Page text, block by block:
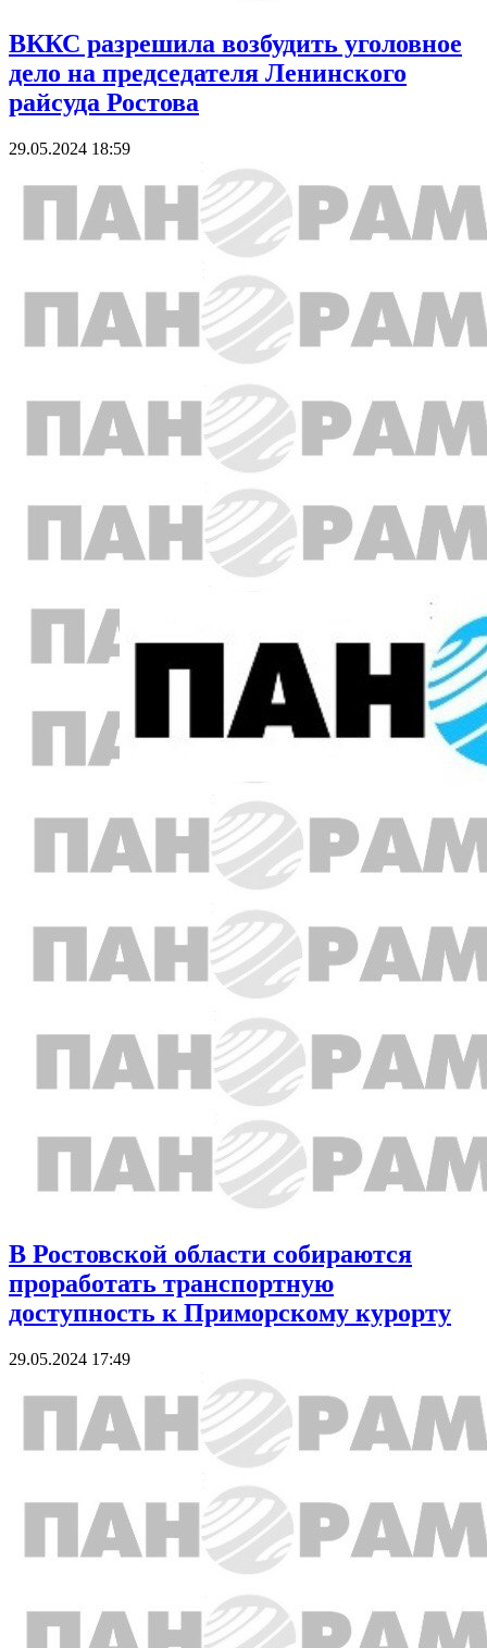
ВККС разрешила возбудить уголовное
дело на председателя Ленинского
райсуда Ростова
29.05.2024 18:59
В Ростовской области собираются
проработать транспортную
доступность к Приморскому курорту
29.05.2024 17:49